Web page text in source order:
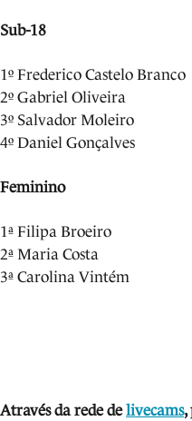
Sub-18
1º Frederico Castelo Branco
2º Gabriel Oliveira
3º Salvador Moleiro
4º Daniel Gonçalves
Feminino
1ª Filipa Broeiro
2ª Maria Costa
3ª Carolina Vintém
Através da rede delivecams,